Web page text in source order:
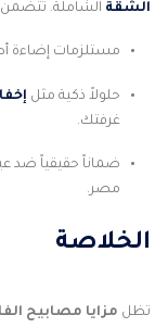
الشقة الشاملة. تتضمن
مستلزمات إضاءة
حلولاً ذكية مثل
غرفتك.
ضماناً حقيقياً ضد
مصر.
الخلاصة
تظل مزايا مصابيح